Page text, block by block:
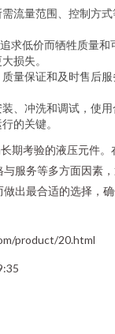
流量范围、控制方式
求低价而牺牲质量和
损失。
量保证和及时售后服
、冲洗和调试，使用
的关键。
期考验的液压元件。
服务等多方面因素
出最合适的选择，
product/20.html